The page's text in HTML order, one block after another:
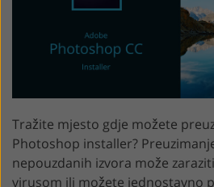
Tražite mjesto gdje možete
Photoshop installer?
nepouzdanih izvora može
virusom ili možete jednostavno